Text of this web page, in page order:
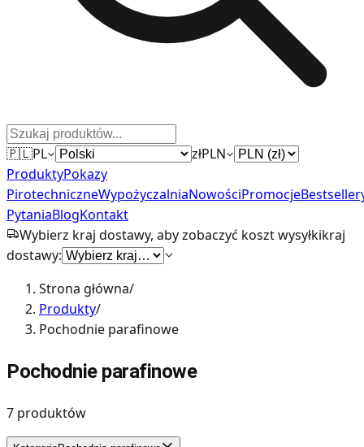
🇵🇱PL złPLN
ProduktyPokazy
PirotechniczneWypożyczalniaNowościPromocje
PytaniaBlogKontakt
Wybierz kraj dostawy, aby zobaczyć koszt wysyłkikraj
dostawy:
Strona główna/
Produkty/
Pochodnie parafinowe
Pochodnie parafinowe
7 produktów